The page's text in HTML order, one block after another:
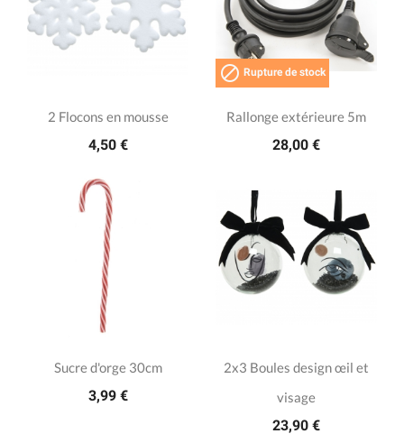
2 Flocons en mousse
4,50 €
 Rupture de stock
Rallonge extérieure 5m
28,00 €
Sucre d'orge 30cm
3,99 €
2x3 Boules design œil et
visage
23,90 €